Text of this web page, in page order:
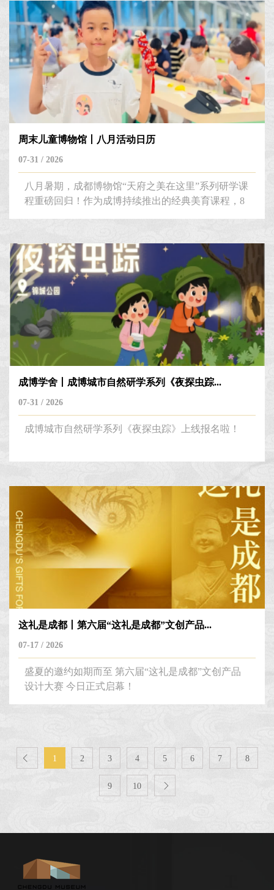
定联名文创、隐藏福利礼遇、主题饮品体验，一次性
全安排！四位本土陶俑祖先，教小刘鸭做成都老吃家
什么是成都式的市井烟火？会吃、会躺、会耍！初入
蓉城的小刘鸭，专程拜会成都博物馆四位本土陶俑前
辈，研习最地道的成都生活美学
周末儿童博物馆丨八月活动日历
07-31 / 2026
八月暑期，成都博物馆“天府之美在这里”系列研学课
程重磅回归！作为成博持续推出的经典美育课程，8
建筑智慧，赏析成都漆器经典配色，细品汉画像的生
活意趣与艺术神韵，在方寸之间探寻天府文化之美。
成博学舍丨成博城市自然研学系列《夜探虫踪...
07-31 / 2026
成博城市自然研学系列《夜探虫踪》上线报名啦！
这礼是成都丨第六届“这礼是成都”文创产品...
07-17 / 2026
盛夏的邀约如期而至 第六届“这礼是成都”文创产品
设计大赛 今日正式启幕！
 1 2 3 4 5 6 7 8
9 10 